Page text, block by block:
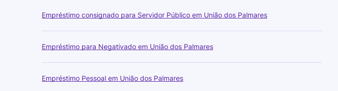
Empréstimo consignado para Servidor Público em União dos Palmares
Empréstimo para Negativado em União dos Palmares
Empréstimo Pessoal em União dos Palmares